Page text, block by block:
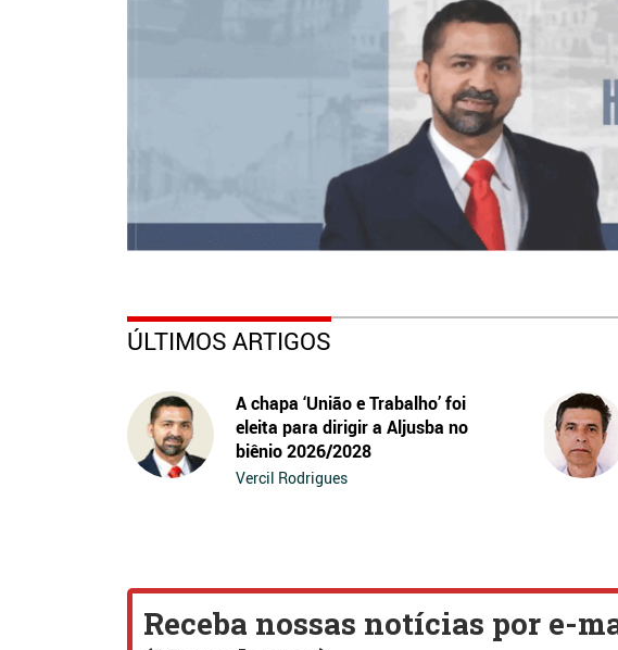
ÚLTIMOS ARTIGOS
A chapa ‘União e Trabalho’ foi
eleita para dirigir a Aljusba no
biênio 2026/2028
Vercil Rodrigues